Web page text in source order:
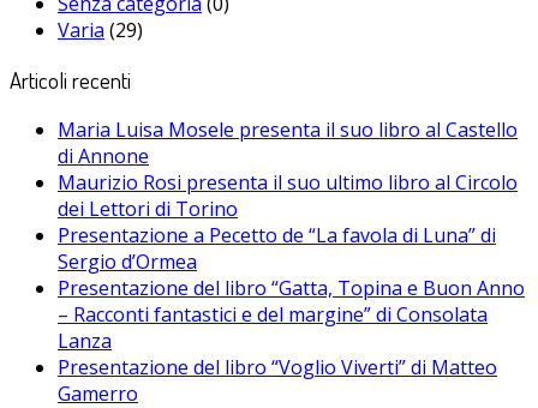
Varia (29)
Articoli recenti
Maria Luisa Mosele presenta il suo libro al Castello
di Annone
Maurizio Rosi presenta il suo ultimo libro al Circolo
dei Lettori di Torino
Presentazione a Pecetto de “La favola di Luna” di
Sergio d’Ormea
Presentazione del libro “Gatta, Topina e Buon Anno
– Racconti fantastici e del margine” di Consolata
Lanza
Presentazione del libro “Voglio Viverti” di Matteo
Gamerro